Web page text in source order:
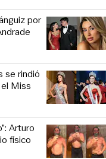
por
se rindió
Miss
Arturo
físico